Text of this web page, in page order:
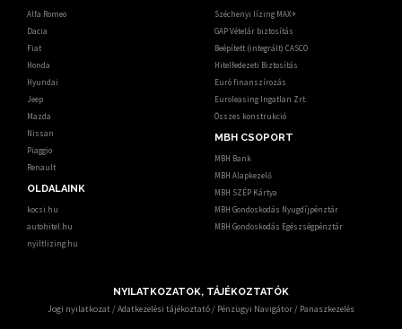
Alfa Romeo
Dacia
Fiat
Honda
Hyundai
Jeep
Mazda
Nissan
Piaggio
Renault
OLDALAINK
kocsi.hu
autohitel.hu
nyiltlizing.hu
Széchenyi lízing MAX+
GAP Vételár biztosítás
Beépített (integrált) CASCO
Hitelfedezeti Biztosítás
Euró finanszírozás
Euroleasing Ingatlan Zrt.
Összes konstrukció
MBH CSOPORT
MBH Bank
MBH Alapkezelő
MBH SZÉP Kártya
MBH Gondoskodás Nyugdíjpénztár
MBH Gondoskodás Egészségpénztár
NYILATKOZATOK, TÁJÉKOZTATÓK
Jogi nyilatkozat/Adatkezelési tájékoztató/ Pénzügyi Navigátor/ Panaszkezelés